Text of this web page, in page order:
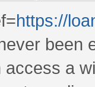
https://
been
a